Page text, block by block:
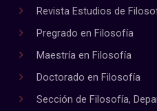
Revista Estudios de
Pregrado en Filosofía
Maestría en Filosofía
Doctorado en Filosofía
Sección de Filosofía,